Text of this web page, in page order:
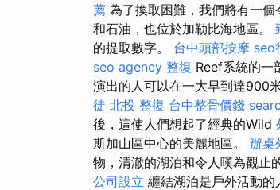
薦 為了換取困難，我們將有一
和石油，也位於加勒比海地區。
的提取數字。 台中頭部按摩 seo
seo agency 整復 Reef系統的一
演出的人可以在一大早到達900
徒 北投 整復 台中整骨價錢
後，這使人們想起了經典的Wild
斯加山區中心的美麗地區。 辦桌
物，清澈的湖泊和令人嘆為觀止
公司設立 纏結湖泊是戶外活動的